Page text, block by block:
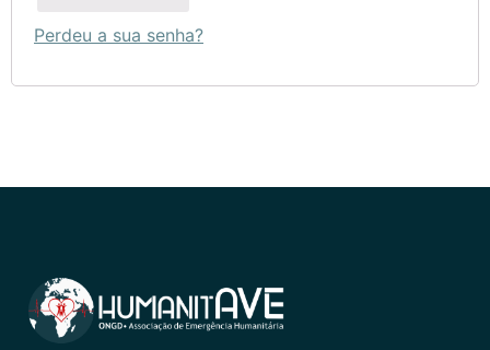
Perdeu a sua senha?